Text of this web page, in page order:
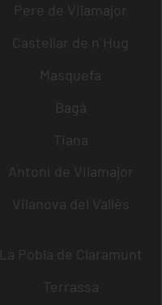
Pere de Vilamajor
Castellar de n´Hug
Masquefa
Bagà
Tiana
Antoni de Vilamajor
Vilanova del Vallès
La Pobla de Claramunt
Terrassa